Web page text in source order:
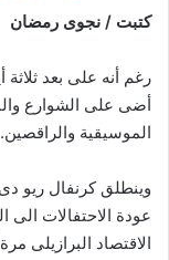
كتبت / نجوى رمضان
رغم أنه على بعد ثلاثة
أضى على الشوارع
الموسيقية والراقصين.
عودة الاحتفالات الى
الاقتصاد البرازيلى